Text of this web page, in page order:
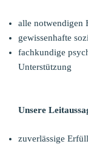
alle notwendigen
gewissenhafte
fachkundige
Unterstützung
Unsere
zuverlässige